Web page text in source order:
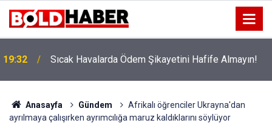
19:32 Sıcak Havalarda Ödem Şikayetini Hafife Almayın!
Anasayfa Gündem
Afrikalı öğrenciler Ukrayna'dan
ayrılmaya çalışırken ayrımcılığa maruz kaldıklarını söylüyor